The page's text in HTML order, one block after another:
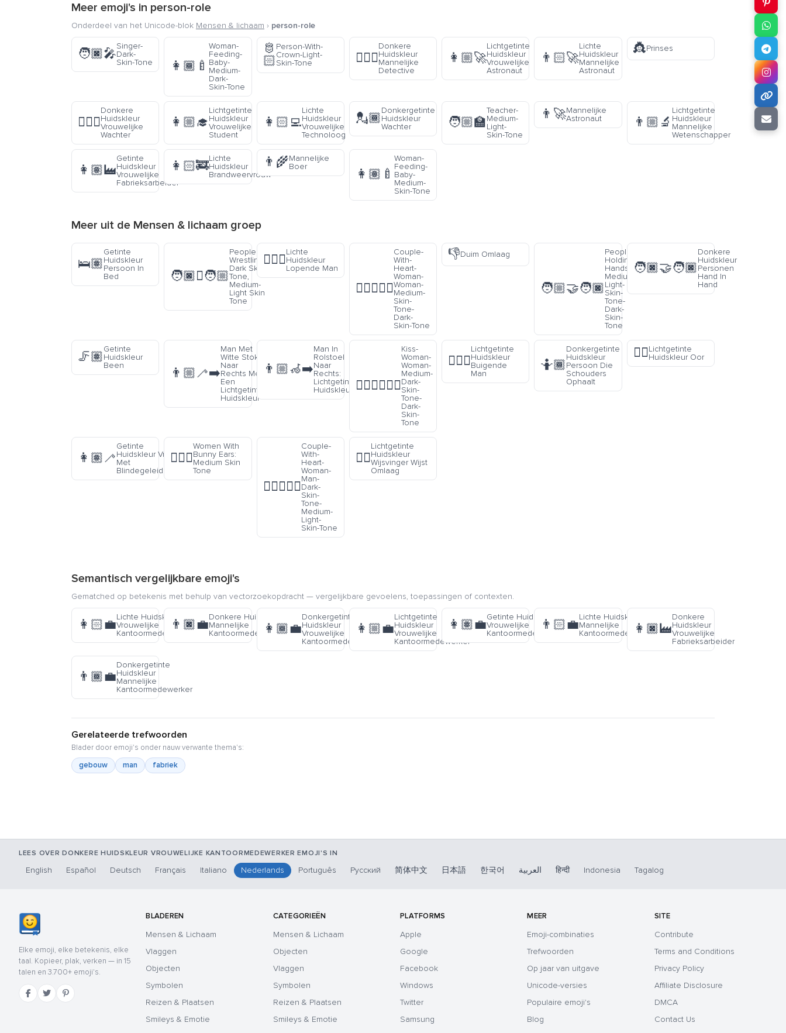
Meer emoji's in person-role
Onderdeel van het Unicode-blok Mensen & lichaam › person-role
🧑🏿‍🎤
Singer-
Dark-
Skin-Tone
👩🏾‍🍼
Woman-
Feeding-
Baby-
Medium-
Dark-
Skin-Tone
🫅
🏻
Person-With-
Crown-Light-
Skin-Tone
🕵🏿‍♂️
Donkere
Huidskleur
Mannelijke
Detective
👩🏼‍🚀
Lichtgetinte
Huidskleur
Vrouwelijke
Astronaut
👨🏻‍🚀
Lichte
Huidskleur
Mannelijke
Astronaut
👸Prinses
💂🏿‍♀️
Donkere
Huidskleur
Vrouwelijke
Wachter
👩🏼‍🎓
Lichtgetinte
Huidskleur
Vrouwelijke
Student
👩🏻‍💻
Lichte
Huidskleur
Vrouwelijke
Technoloog
💂🏾
Donkergetinte
Huidskleur
Wachter
🧑🏼‍🏫
Teacher-
Medium-
Light-
Skin-Tone
👨‍🚀Mannelijke
Astronaut
👨🏼‍🔬
Lichtgetinte
Huidskleur
Mannelijke
Wetenschapper
👩🏽‍🏭
Getinte
Huidskleur
Vrouwelijke
Fabrieksarbeider
👩🏻‍🚒
Lichte
Huidskleur
Brandweervrouw
👨‍🌾Mannelijke
Boer
👩🏽‍🍼
Woman-
Feeding-
Baby-
Medium-
Skin-Tone
Meer uit de Mensen & lichaam groep
🛌🏽
Getinte
Huidskleur
Persoon In
Bed
🧑🏿‍🫯‍🧑🏼
People
Wrestling:
Dark Skin
Tone,
Medium-
Light Skin
Tone
🚶🏻‍♂️
Lichte
Huidskleur
Lopende Man
👩🏽‍❤️‍👩🏿
Couple-
With-
Heart-
Woman-
Woman-
Medium-
Skin-
Tone-
Dark-
Skin-Tone
👎Duim Omlaag
🧑🏼‍🤝‍🧑🏿
People-
Holding-
Hands-
Medium-
Light-
Skin-
Tone-
Dark-
Skin-
Tone
🧑🏿‍🤝‍🧑🏿
Donkere
Huidskleur
Personen
Hand In
Hand
🦵🏽
Getinte
Huidskleur
Been
👨🏼‍🦯‍➡️
Man Met
Witte Stok
Naar
Rechts Met
Een
Lichtgetinte
Huidskleur
👨🏼‍🦽‍➡️
Man In
Rolstoel
Naar
Rechts:
Lichtgetinte
Huidskleur
👩🏾‍❤️‍💋‍👩🏿
Kiss-
Woman-
Woman-
Medium-
Dark-
Skin-
Tone-
Dark-
Skin-
Tone
🙇🏼‍♂️
Lichtgetinte
Huidskleur
Buigende
Man
🤷🏾
Donkergetinte
Huidskleur
Persoon Die
Schouders
Ophaalt
👂🏼Lichtgetinte
Huidskleur Oor
👩🏽‍🦯
Getinte
Huidskleur Vrouw
Met
Blindegeleidestok
👯🏽‍♀️
Women With
Bunny Ears:
Medium Skin
Tone
👩🏿‍❤️‍👨🏼
Couple-
With-
Heart-
Woman-
Man-
Dark-
Skin-
Tone-
Medium-
Light-
Skin-Tone
👇🏼
Lichtgetinte
Huidskleur
Wijsvinger Wijst
Omlaag
Semantisch vergelijkbare emoji's
Gematched op betekenis met behulp van vectorzoekopdracht — vergelijkbare gevoelens, toepassingen of contexten.
👩🏻‍💼
Lichte Huidskleur
Vrouwelijke
Kantoormedewerker
👨🏿‍💼
Donkere Huidskleur
Mannelijke
Kantoormedewerker
👩🏾‍💼
Donkergetinte
Huidskleur
Vrouwelijke
Kantoormedewerker
👩🏼‍💼
Lichtgetinte
Huidskleur
Vrouwelijke
Kantoormedewerker
👩🏽‍💼
Getinte Huidskleur
Vrouwelijke
Kantoormedewerker
👨🏻‍💼
Lichte Huidskleur
Mannelijke
Kantoormedewerker
👩🏿‍🏭
Donkere
Huidskleur
Vrouwelijke
Fabrieksarbeider
👨🏾‍💼
Donkergetinte
Huidskleur
Mannelijke
Kantoormedewerker
Gerelateerde trefwoorden
Blader door emoji's onder nauw verwante thema's:
gebouw
man fabriek
LEES OVER DONKERE HUIDSKLEUR VROUWELIJKE KANTOORMEDEWERKER EMOJI'S IN
English Español Deutsch Français Italiano Nederlands Português Русский 简体中文 日本語 한국어 العربية हिन्दी Indonesia Tagalog
Elke emoji, elke betekenis, elke
taal. Kopieer, plak, verken — in 15
talen en 3.700+ emoji's.
BLADEREN
Mensen & Lichaam
Vlaggen
Objecten
Symbolen
Reizen & Plaatsen
Smileys & Emotie
CATEGORIEËN
Mensen & Lichaam
Objecten
Vlaggen
Symbolen
Reizen & Plaatsen
Smileys & Emotie
PLATFORMS
Apple
Google
Facebook
Windows
Twitter
Samsung
MEER
Emoji-combinaties
Trefwoorden
Op jaar van uitgave
Unicode-versies
Populaire emoji's
Blog
SITE
Contribute
Terms and Conditions
Privacy Policy
Affiliate Disclosure
DMCA
Contact Us